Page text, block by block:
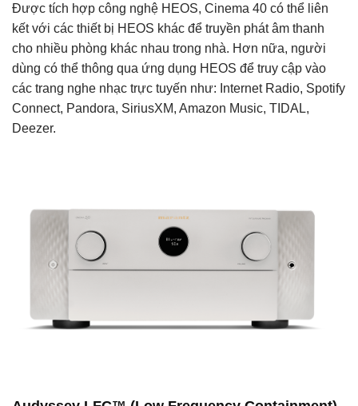
Được tích hợp công nghệ HEOS, Cinema 40 có thể liên
kết với các thiết bị HEOS khác để truyền phát âm thanh
cho nhiều phòng khác nhau trong nhà. Hơn nữa, người
dùng có thể thông qua ứng dụng HEOS để truy cập vào
các trang nghe nhạc trực tuyến như: Internet Radio, Spotify
Connect, Pandora, SiriusXM, Amazon Music, TIDAL,
Deezer.